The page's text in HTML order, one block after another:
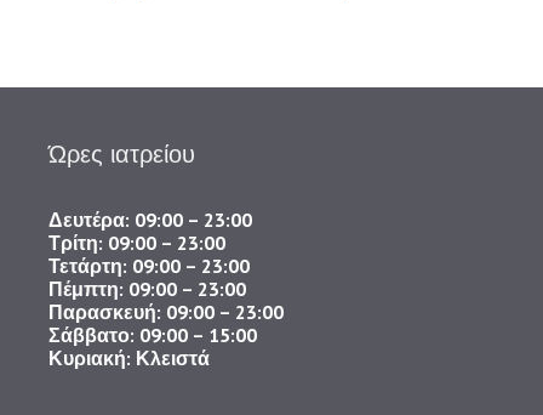
Ώρες ιατρείου
Δευτέρα: 09:00 – 23:00
Τρίτη: 09:00 – 23:00
Τετάρτη: 09:00 – 23:00
Πέμπτη: 09:00 – 23:00
Παρασκευή: 09:00 – 23:00
​Σάββατο: 09:00 – 15:00
Κυριακή: Κλειστά